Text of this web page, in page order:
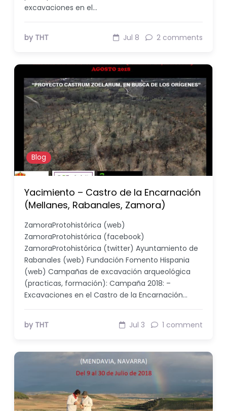
excavaciones en el…
by THT Jul 8 2 comments
Blog
Yacimiento – Castro de la Encarnación
(Mellanes, Rabanales, Zamora)
ZamoraProtohistórica (web)
ZamoraProtohistórica (facebook)
ZamoraProtohistórica (twitter) Ayuntamiento de
Rabanales (web) Fundación Fomento Hispania
(web) Campañas de excavación arqueológica
(practicas, formación): Campaña 2018: –
Excavaciones en el Castro de la Encarnación…
by THT Jul 3 1 comment